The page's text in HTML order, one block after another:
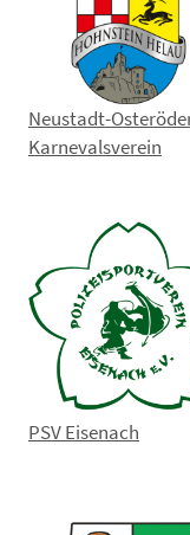
Neustadt-
Karnevalsverein
PSV Eisenach